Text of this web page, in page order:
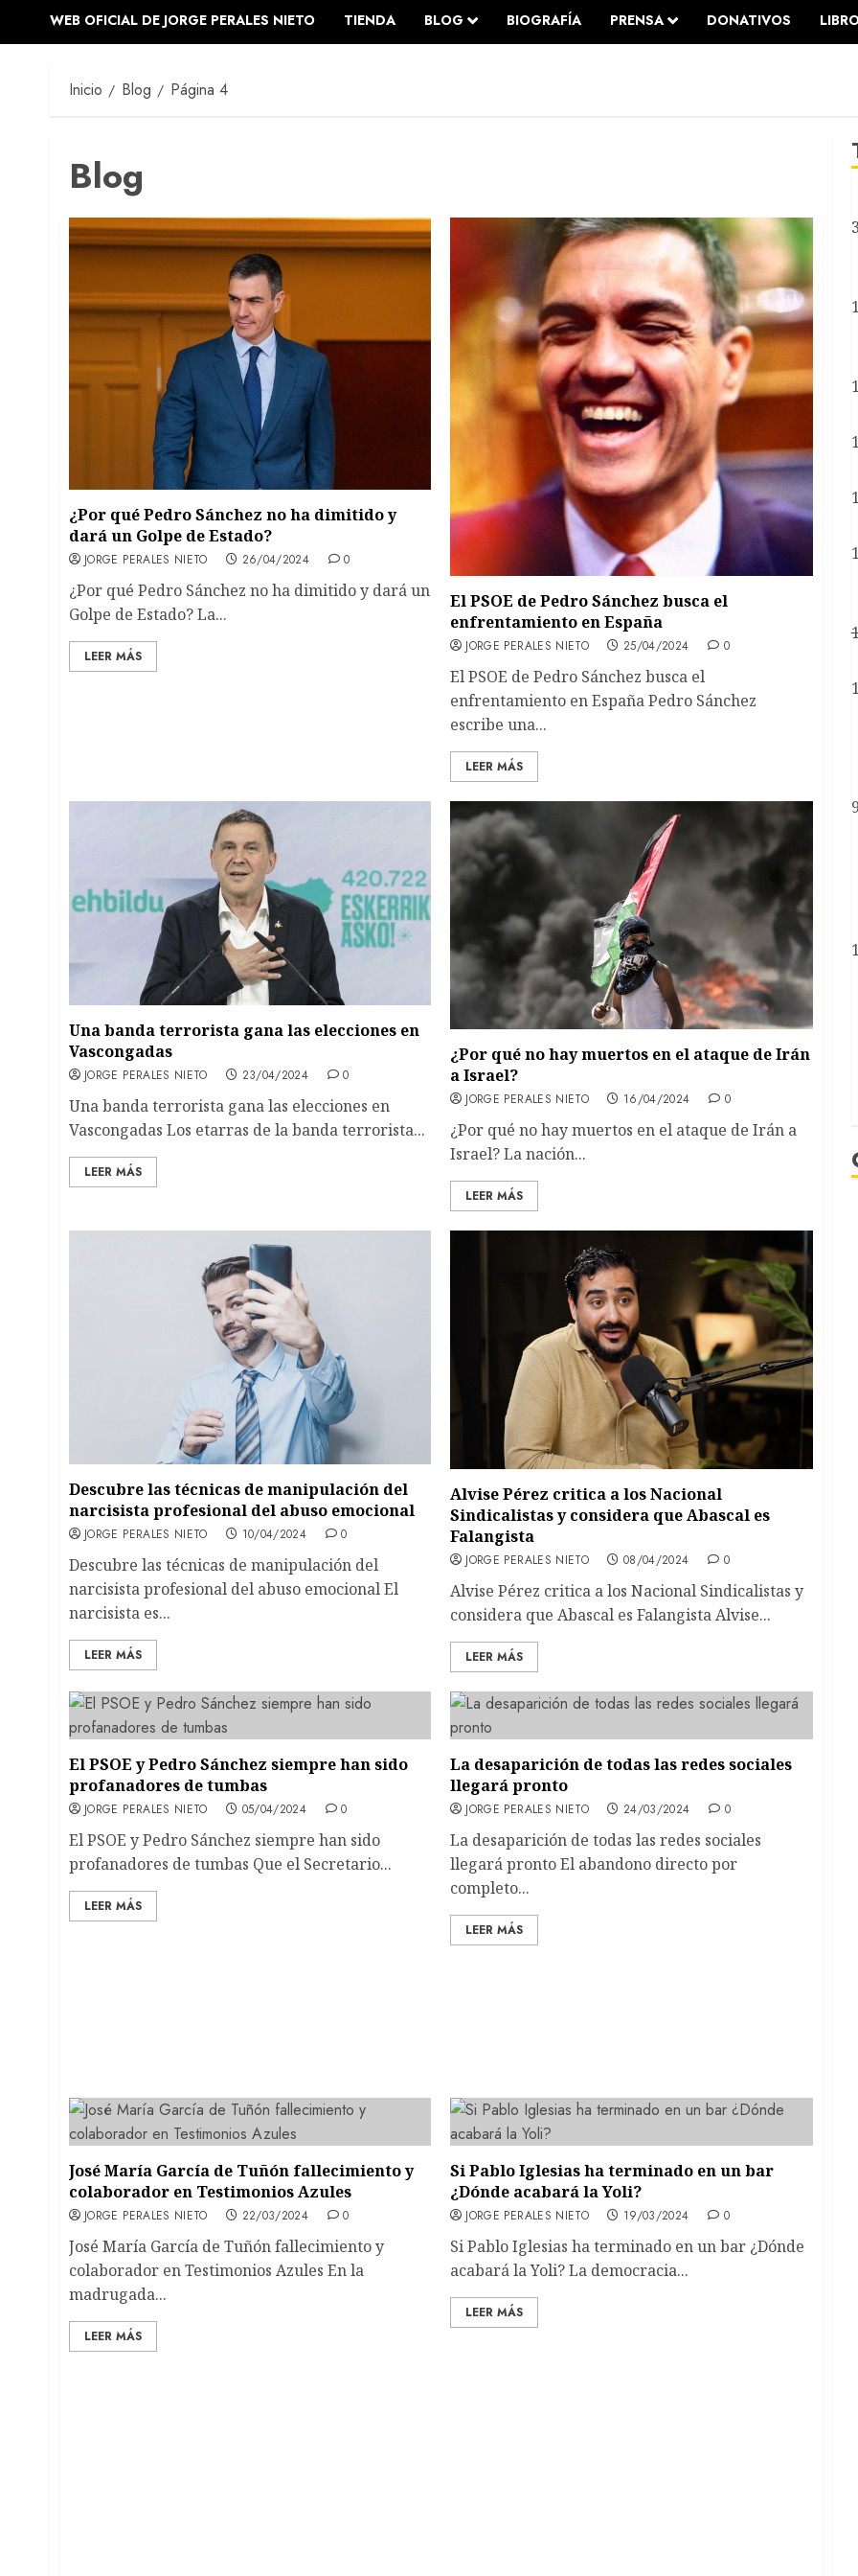
WEB OFICIAL DE JORGE PERALES NIETO TIENDA BLOG BIOGRAFÍA PRENSA DONATIVOS
Inicio Blog Página 4
Blog
¿Por qué Pedro Sánchez no ha dimitido y
dará un Golpe de Estado?
JORGE PERALES NIETO 26/04/2024 0
¿Por qué Pedro Sánchez no ha dimitido y dará un
Golpe de Estado? La...
LEER MÁS
El PSOE de Pedro Sánchez busca el
enfrentamiento en España
JORGE PERALES NIETO 25/04/2024 0
El PSOE de Pedro Sánchez busca el
enfrentamiento en España Pedro Sánchez
escribe una...
LEER MÁS
Una banda terrorista gana las elecciones en
Vascongadas
JORGE PERALES NIETO 23/04/2024 0
Una banda terrorista gana las elecciones en
Vascongadas Los etarras de la banda terrorista...
LEER MÁS
¿Por qué no hay muertos en el ataque de Irán
a Israel?
JORGE PERALES NIETO 16/04/2024 0
¿Por qué no hay muertos en el ataque de Irán a
Israel? La nación...
LEER MÁS
Descubre las técnicas de manipulación del
narcisista profesional del abuso emocional
JORGE PERALES NIETO 10/04/2024 0
Descubre las técnicas de manipulación del
narcisista profesional del abuso emocional El
narcisista es...
LEER MÁS
Alvise Pérez critica a los Nacional
Sindicalistas y considera que Abascal es
Falangista
JORGE PERALES NIETO 08/04/2024 0
Alvise Pérez critica a los Nacional Sindicalistas y
considera que Abascal es Falangista Alvise...
LEER MÁS
El PSOE y Pedro Sánchez siempre han sido
profanadores de tumbas
JORGE PERALES NIETO 05/04/2024 0
El PSOE y Pedro Sánchez siempre han sido
profanadores de tumbas Que el Secretario...
LEER MÁS
La desaparición de todas las redes sociales
llegará pronto
JORGE PERALES NIETO 24/03/2024 0
La desaparición de todas las redes sociales
llegará pronto El abandono directo por
completo...
LEER MÁS
José María García de Tuñón fallecimiento y
colaborador en Testimonios Azules
JORGE PERALES NIETO 22/03/2024 0
José María García de Tuñón fallecimiento y
colaborador en Testimonios Azules En la
madrugada...
LEER MÁS
Si Pablo Iglesias ha terminado en un bar
¿Dónde acabará la Yoli?
JORGE PERALES NIETO 19/03/2024 0
Si Pablo Iglesias ha terminado en un bar ¿Dónde
acabará la Yoli? La democracia...
LEER MÁS